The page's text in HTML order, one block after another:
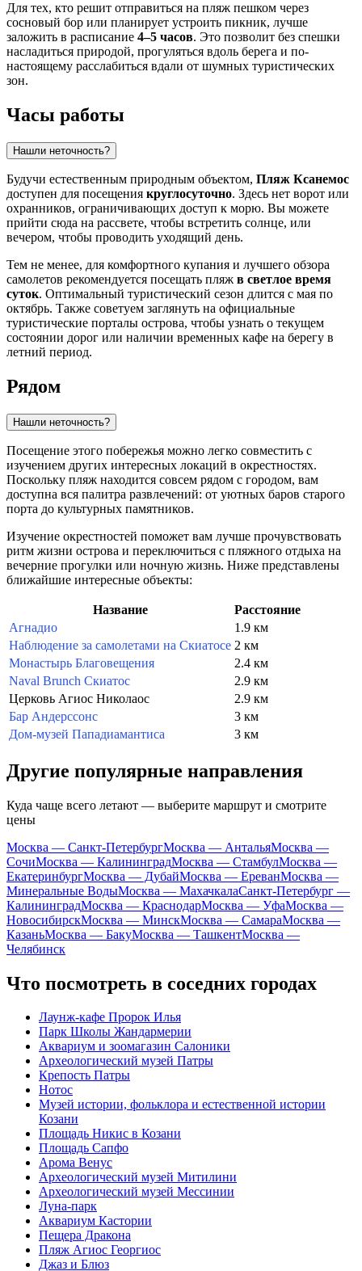
Для тех, кто решит отправиться на пляж пешком через
сосновый бор или планирует устроить пикник, лучше
заложить в расписание 4–5 часов. Это позволит без спешки
насладиться природой, прогуляться вдоль берега и по-
настоящему расслабиться вдали от шумных туристических
зон.
Часы работы
Нашли неточность?
Будучи естественным природным объектом, Пляж Ксанемос
доступен для посещения круглосуточно. Здесь нет ворот или
охранников, ограничивающих доступ к морю. Вы можете
прийти сюда на рассвете, чтобы встретить солнце, или
вечером, чтобы проводить уходящий день.
Тем не менее, для комфортного купания и лучшего обзора
самолетов рекомендуется посещать пляж в светлое время
суток. Оптимальный туристический сезон длится с мая по
октябрь. Также советуем заглянуть на официальные
туристические порталы острова, чтобы узнать о текущем
состоянии дорог или наличии временных кафе на берегу в
летний период.
Рядом
Нашли неточность?
Посещение этого побережья можно легко совместить с
изучением других интересных локаций в окрестностях.
Поскольку пляж находится совсем рядом с городом, вам
доступна вся палитра развлечений: от уютных баров старого
порта до культурных памятников.
Изучение окрестностей поможет вам лучше прочувствовать
ритм жизни острова и переключиться с пляжного отдыха на
вечерние прогулки или ночную жизнь. Ниже представлены
ближайшие интересные объекты:
Название
Расстояние
Агнадио
1.9 км
Наблюдение за самолетами на Скиатосе 2 км
Монастырь Благовещения
2.4 км
Naval Brunch Скиатос
2.9 км
Церковь Агиос Николаос
2.9 км
Бар Андерссонс
3 км
Дом-музей Пападиамантиса
3 км
Другие популярные направления
Куда чаще всего летают — выберите маршрут и смотрите
цены
Москва — Санкт-ПетербургМосква — АнтальяМосква —
СочиМосква — КалининградМосква — СтамбулМосква —
ЕкатеринбургМосква — ДубайМосква — ЕреванМосква —
Минеральные ВодыМосква — МахачкалаСанкт-Петербург —
КалининградМосква — КраснодарМосква — УфаМосква —
НовосибирскМосква — МинскМосква — СамараМосква —
КазаньМосква — БакуМосква — ТашкентМосква —
Челябинск
Что посмотреть в соседних городах
Лаунж-кафе Пророк Илья
Парк Школы Жандармерии
Аквариум и зоомагазин Салоники
Археологический музей Патры
Крепость Патры
Нотос
Музей истории, фольклора и естественной истории
Козани
Площадь Никис в Козани
Площадь Сапфо
Арома Венус
Археологический музей Митилини
Археологический музей Мессинии
Луна-парк
Аквариум Кастории
Пещера Дракона
Пляж Агиос Георгиос
Джаз и Блюз